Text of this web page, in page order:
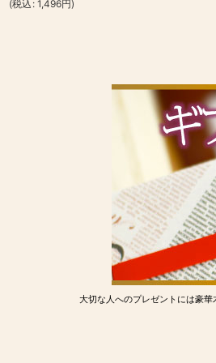
(税込 : 1,496円)
大切な人へのプレゼントには豪